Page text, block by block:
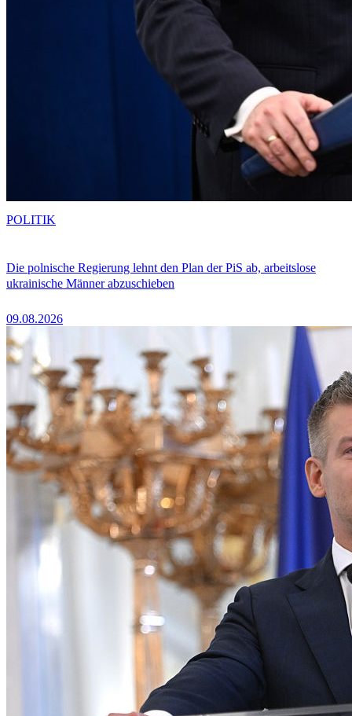
Die polnische Regierung lehnt den Plan der PiS ab, arbeitslose
ukrainische Männer abzuschieben
09.08.2026
POLITIK